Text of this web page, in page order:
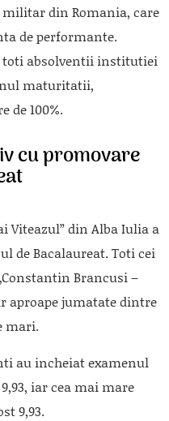
din Romania, care
de performante.
toti absolventii institutiei
maturitatii,
de 100%.
cu promovare
Viteazul” din Alba Iulia a
de Bacalaureat. Toti cei
Brancusi –
aproape jumatate dintre
mari.
au incheiat examenul
iar cea mai mare
9,93.